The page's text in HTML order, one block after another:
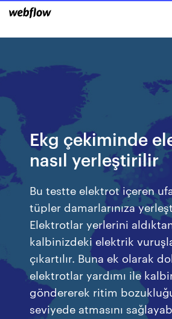
Ekg çekiminde
nasıl yerleştirilir
Bu testte elektrot içeren
tüpler damarlarınıza
Elektrotlar yerlerini
kalbinizdeki elektrik
çıkartılır. Buna ek olarak
elektrotlar yardımı ile
göndererek ritim
seviyede atmasını